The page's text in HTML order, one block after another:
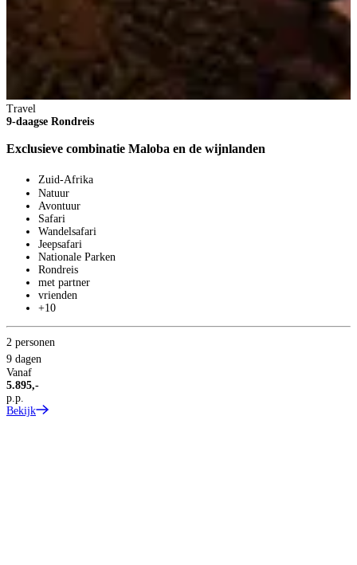
Travel
9-daagse Rondreis
Exclusieve combinatie Maloba en de wijnlanden
Zuid-Afrika
Natuur
Avontuur
Safari
Wandelsafari
Jeepsafari
Nationale Parken
Rondreis
met partner
vrienden
+10
2 personen
9 dagen
Vanaf
5.895,-
p.p.
Bekijk